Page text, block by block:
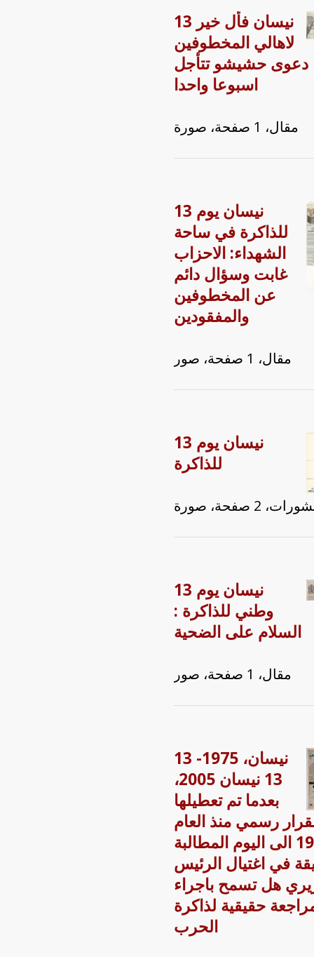
13 نيسان فأل خير
لاهالي المخطوفين
دعوى حشيشو تتأجل
اسبوعا واحدا
مقال، 1 صفحة، صورة
13 نيسان يوم
للذاكرة في ساحة
الشهداء: الاحزاب
غابت وسؤال دائم
عن المخطوفين
والمفقودين
مقال، 1 صفحة، صور
13 نيسان يوم
للذاكرة
2 صفحة، صورة
13 نيسان يوم
وطني للذاكرة :
السلام على الضحية
مقال، 1 صفحة، صور
13 نيسان، 1975-
13 نيسان 2005،
بعدما تم تعطيلها
رسمي منذ العام
1990 الى اليوم المطالبة
في اغتيال الرئيس
هل تسمح باجراء
حقيقية لذاكرة
الحرب